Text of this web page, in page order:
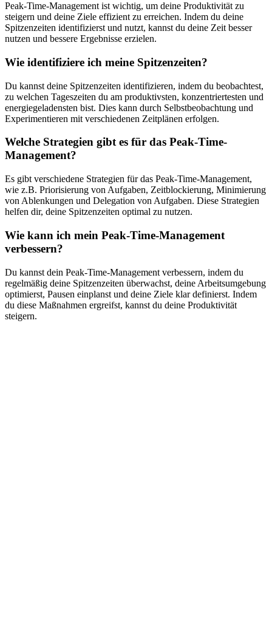
Peak-Time-Management ist wichtig, um deine Produktivität zu
steigern und deine Ziele effizient zu erreichen. Indem du deine
Spitzenzeiten identifizierst und nutzt, kannst du deine Zeit besser
nutzen und bessere Ergebnisse erzielen.
Wie identifiziere ich meine Spitzenzeiten?
Du kannst deine Spitzenzeiten identifizieren, indem du beobachtest,
zu welchen Tageszeiten du am produktivsten, konzentriertesten und
energiegeladensten bist. Dies kann durch Selbstbeobachtung und
Experimentieren mit verschiedenen Zeitplänen erfolgen.
Welche Strategien gibt es für das Peak-Time-
Management?
Es gibt verschiedene Strategien für das Peak-Time-Management,
wie z.B. Priorisierung von Aufgaben, Zeitblockierung, Minimierung
von Ablenkungen und Delegation von Aufgaben. Diese Strategien
helfen dir, deine Spitzenzeiten optimal zu nutzen.
Wie kann ich mein Peak-Time-Management
verbessern?
Du kannst dein Peak-Time-Management verbessern, indem du
regelmäßig deine Spitzenzeiten überwachst, deine Arbeitsumgebung
optimierst, Pausen einplanst und deine Ziele klar definierst. Indem
du diese Maßnahmen ergreifst, kannst du deine Produktivität
steigern.